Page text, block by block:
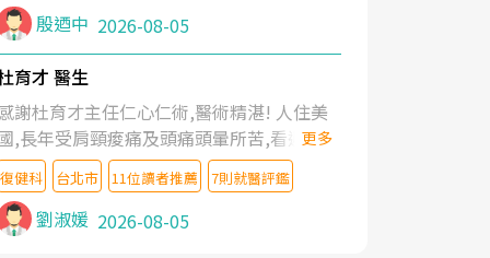
殷迺中 2026-08-05
育才 醫生
謝杜育才主任仁心仁術,醫術精湛! 人住美
,長年受肩頸痠痛及頭痛頭暈所苦,看遍名醫
授,做了各種檢查,也嘗試過西醫打針,中醫
灸及物理徒手治療都沒有用,後來連吃到嗎
類止痛藥都效果有限,只是壓症狀,沒多久就
起來,多年失眠嚴重影響生活品質. 台灣親
更多
復健科 台北市 11位讀者推薦 7則就醫評鑑
劉淑媛 2026-08-05